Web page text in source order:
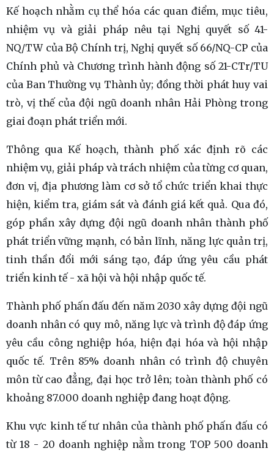
Kế hoạch nhằm cụ thể hóa các quan điểm, mục tiêu,
nhiệm vụ và giải pháp nêu tại Nghị quyết số 41-
NQ/TW của Bộ Chính trị, Nghị quyết số 66/NQ-CP của
Chính phủ và Chương trình hành động số 21-CTr/TU
của Ban Thường vụ Thành ủy; đồng thời phát huy vai
trò, vị thế của đội ngũ doanh nhân Hải Phòng trong
giai đoạn phát triển mới.
Thông qua Kế hoạch, thành phố xác định rõ các
nhiệm vụ, giải pháp và trách nhiệm của từng cơ quan,
đơn vị, địa phương làm cơ sở tổ chức triển khai thực
hiện, kiểm tra, giám sát và đánh giá kết quả. Qua đó,
góp phần xây dựng đội ngũ doanh nhân thành phố
phát triển vững mạnh, có bản lĩnh, năng lực quản trị,
tinh thần đổi mới sáng tạo, đáp ứng yêu cầu phát
triển kinh tế - xã hội và hội nhập quốc tế.
Thành phố phấn đấu đến năm 2030 xây dựng đội ngũ
doanh nhân có quy mô, năng lực và trình độ đáp ứng
yêu cầu công nghiệp hóa, hiện đại hóa và hội nhập
quốc tế. Trên 85% doanh nhân có trình độ chuyên
môn từ cao đẳng, đại học trở lên; toàn thành phố có
khoảng 87.000 doanh nghiệp đang hoạt động.
Khu vực kinh tế tư nhân của thành phố phấn đấu có
từ 18 - 20 doanh nghiệp nằm trong TOP 500 doanh